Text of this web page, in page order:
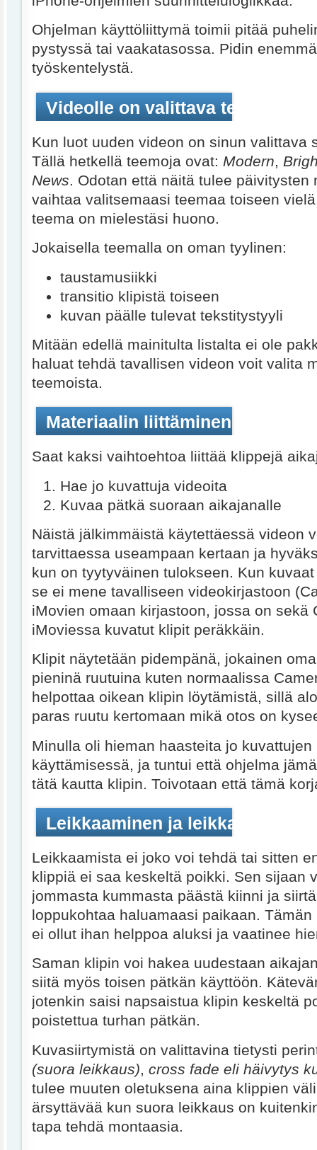
Ohjelman käyttöliittymä toimii pitää
pystyssä tai vaakatasossa. Pidin
työskentelystä.
Videolle on valittava teema
Kun luot uuden videon on sinun valittava
Tällä hetkellä teemoja ovat: Modern,
News. Odotan että näitä tulee päivitysten
vaihtaa valitsemaasi teemaa toiseen
teema on mielestäsi huono.
Jokaisella teemalla on oman tyylinen:
taustamusiikki
transitio klipistä toiseen
kuvan päälle tulevat tekstitystyyli
Mitään edellä mainitulta listalta ei ole
haluat tehdä tavallisen videon voit valita
teemoista.
Materiaalin liittäminen
Saat kaksi vaihtoehtoa liittää klippejä
Hae jo kuvattuja videoita
Kuvaa pätkä suoraan aikajanalle
Näistä jälkimmäistä käytettäessä videon
tarvittaessa useampaan kertaan ja
kun on tyytyväinen tulokseen. Kun
se ei mene tavalliseen videokirjastoon
iMovien omaan kirjastoon, jossa on sekä
iMoviessa kuvatut klipit peräkkäin.
Klipit näytetään pidempänä, jokainen
pieninä ruutuina kuten normaalissa
helpottaa oikean klipin löytämistä, sillä
paras ruutu kertomaan mikä otos on
Minulla oli hieman haasteita jo kuvattujen
käyttämisessä, ja tuntui että ohjelma
tätä kautta klipin. Toivotaan että tämä
Leikkaaminen ja leikkaukset
Leikkaamista ei joko voi tehdä tai sitten
klippiä ei saa keskeltä poikki. Sen sijaan
jommasta kummasta päästä kiinni ja
loppukohtaa haluamaasi paikaan.
ei ollut ihan helppoa aluksi ja vaatinee
Saman klipin voi hakea uudestaan
siitä myös toisen pätkän käyttöön.
jotenkin saisi napsaistua klipin keskeltä
poistettua turhan pätkän.
Kuvasiirtymistä on valittavina tietysti
(suora leikkaus), cross fade eli häivytys
tulee muuten oletuksena aina klippien
ärsyttävää kun suora leikkaus on
tapa tehdä montaasia.